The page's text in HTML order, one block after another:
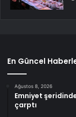
En Güncel
Ağustos 8, 2026
Emniyet
çarptı